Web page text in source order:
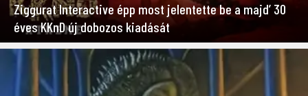
Ziggurat Interactive épp most jelentette be a majd’ 30
éves KKnD új dobozos kiadását